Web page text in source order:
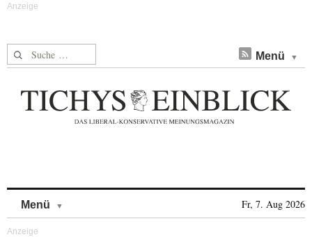
Suche nach: Menü
Menü Fr, 7. Aug 2026